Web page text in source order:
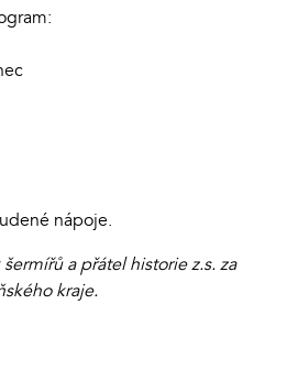
nápoje.
a přátel historie z.s. za
kraje.